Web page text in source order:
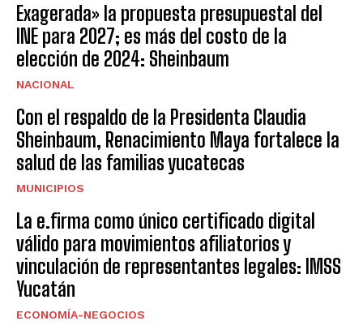
Exagerada» la propuesta presupuestal del
INE para 2027; es más del costo de la
elección de 2024: Sheinbaum
NACIONAL
Con el respaldo de la Presidenta Claudia
Sheinbaum, Renacimiento Maya fortalece la
salud de las familias yucatecas
MUNICIPIOS
La e.firma como único certificado digital
válido para movimientos afiliatorios y
vinculación de representantes legales: IMSS
Yucatán
ECONOMÍA-NEGOCIOS